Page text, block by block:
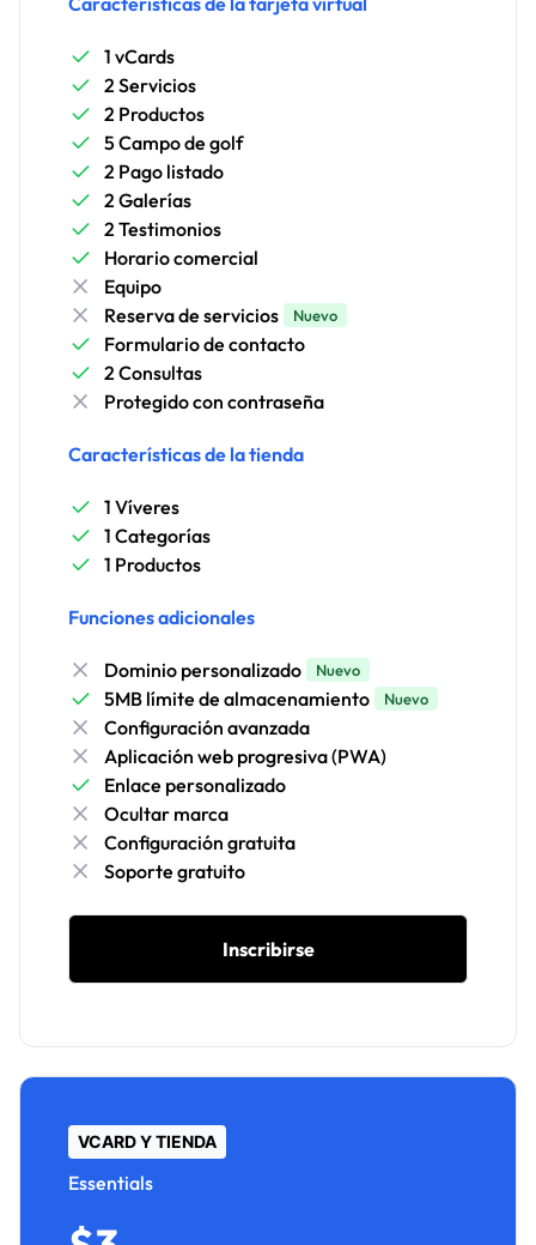
1 vCards
2 Servicios
2 Productos
5 Campo de golf
2 Pago listado
2 Galerías
2 Testimonios
Horario comercial
Equipo
Reserva de servicios
Nuevo
Formulario de contacto
2 Consultas
Protegido con contraseña
Características de la tienda
1 Víveres
1 Categorías
1 Productos
Funciones adicionales
Dominio personalizado Nuevo
5MB límite de almacenamiento Nuevo
Configuración avanzada
Aplicación web progresiva (PWA)
Enlace personalizado
Ocultar marca
Configuración gratuita
Soporte gratuito
Inscribirse
VCARD Y TIENDA
Essentials